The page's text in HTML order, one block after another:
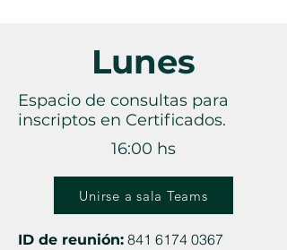
Lunes
Espacio de consultas para
inscriptos en Certificados.
16:00 hs
Unirse a sala Teams
ID de reunión: 841 6174 0367